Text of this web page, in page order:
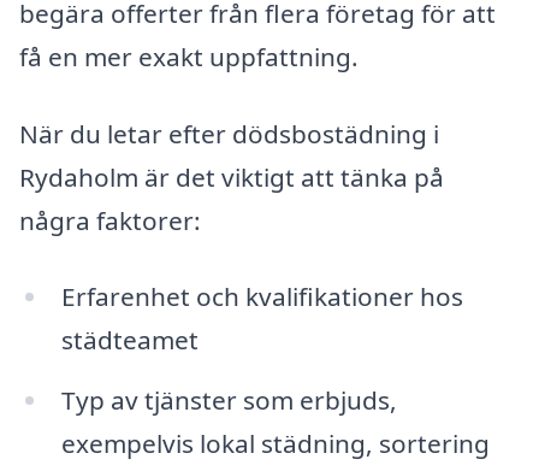
begära offerter från flera företag för att
få en mer exakt uppfattning.
När du letar efter dödsbostädning i
Rydaholm är det viktigt att tänka på
några faktorer:
Erfarenhet och kvalifikationer hos
städteamet
Typ av tjänster som erbjuds,
exempelvis lokal städning, sortering